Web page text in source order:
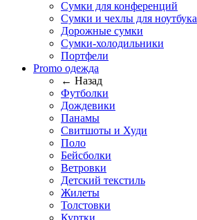
Сумки для конференций
Сумки и чехлы для ноутбука
Дорожные сумки
Сумки-холодильники
Портфели
Promo одежда
← Назад
Футболки
Дождевики
Панамы
Свитшоты и Худи
Поло
Бейсболки
Ветровки
Детский текстиль
Жилеты
Толстовки
Куртки